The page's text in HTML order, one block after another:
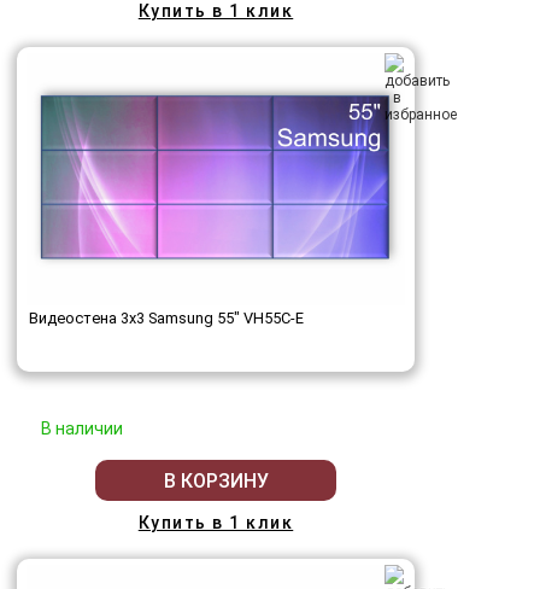
Купить в 1 клик
Видеостена 3x3 Samsung 55" VH55C-E
В наличии
В КОРЗИНУ
Купить в 1 клик